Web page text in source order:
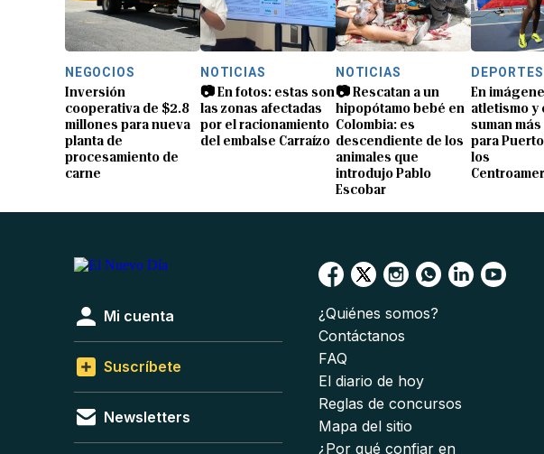
NEGOCIOS
Inversión
cooperativa de $2.8
millones para nueva
planta de
procesamiento de
carne
NOTICIAS
📷 En fotos: estas son
las zonas afectadas
por el racionamiento
del embalse Carraízo
NOTICIAS
📷 Rescatan a un
hipopótamo bebé en
Colombia: es
descendiente de los
animales que
introdujo Pablo
Escobar
DEPORTES
En
atletismo y
suman
para
los
Mi cuenta
Suscríbete
Newsletters
¿Quiénes somos?
Contáctanos
FAQ
El diario de hoy
Reglas de concursos
Mapa del sitio
¿Por qué confiar en